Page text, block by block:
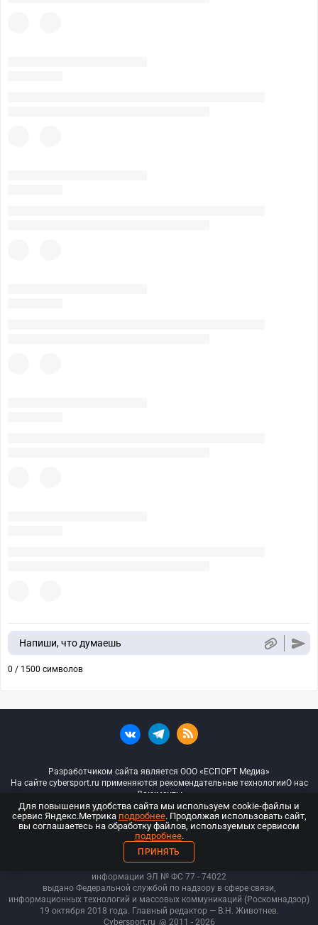
Напиши, что думаешь
0 / 1500 символов
Разработчиком сайта является ООО «ЕСПОРТ Медиа»
На сайте cybersport.ru применяются рекомендательные технологииО нас
Документы
© ООО «Киберспорт.ру» — Все права защищены
18+
ООО «Киберспорт.ру». Свидетельство о регистрации средств массовой
информации ЭЛ № ФС 77 - 74022
выдано Федеральной службой по надзору в сфере связи,
информационных технологий и массовых коммуникаций (Роскомнадзор)
19 октября 2018 года. Главный редактор — В.Н. Животнев.
Cybersport.ru @ 2011 - 2026
Для повышения удобства сайта мы используем cookie-файлы и
сервис Яндекс.Метрика подробнее. Продолжая использовать сайт,
вы соглашаетесь на обработку файлов, используемых сервисом
подробнее.
ПРИНЯТЬ